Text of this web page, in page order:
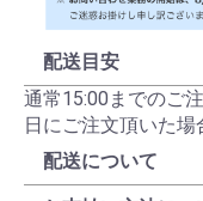
配送目安
通常15:00までのご
日にご注文頂いた場
配送について